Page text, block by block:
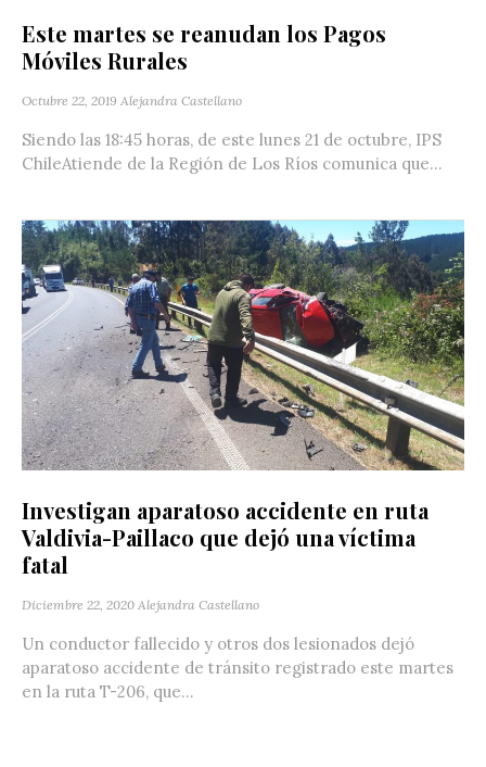
Este martes se reanudan los Pagos
Móviles Rurales
Octubre 22, 2019 Alejandra Castellano
Siendo las 18:45 horas, de este lunes 21 de octubre, IPS
ChileAtiende de la Región de Los Ríos comunica que...
Investigan aparatoso accidente en ruta
Valdivia-Paillaco que dejó una víctima
fatal
Diciembre 22, 2020 Alejandra Castellano
Un conductor fallecido y otros dos lesionados dejó
aparatoso accidente de tránsito registrado este martes
en la ruta T-206, que...